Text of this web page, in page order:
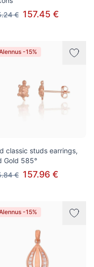
€ 157.45 €
-15%
classic studs earrings,
Gold 585°
€ 157.96 €
-15%